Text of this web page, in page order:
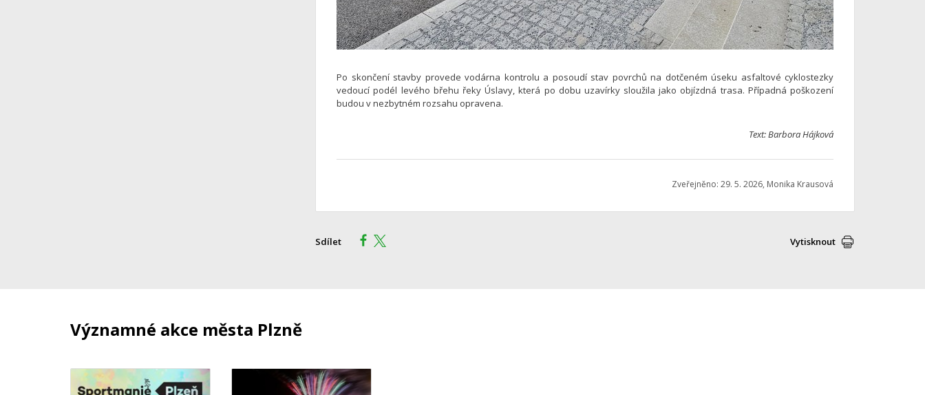
Po skončení stavby provede vodárna kontrolu a posoudí stav povrchů na dotčeném úseku asfaltové cyklostezky
vedoucí podél levého břehu řeky Úslavy, která po dobu uzavírky sloužila jako objízdná trasa. Případná poškození
budou v nezbytném rozsahu opravena.
Text: Barbora Hájková
Zveřejněno: 29. 5. 2026, Monika Krausová
Sdílet Vytisknout
Významné akce města Plzně